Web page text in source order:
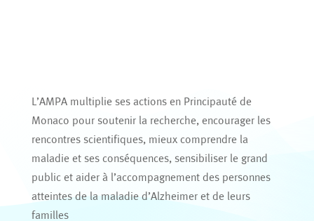
L’AMPA multiplie ses actions en Principauté de
Monaco pour soutenir la recherche, encourager les
rencontres scientifiques, mieux comprendre la
maladie et ses conséquences, sensibiliser le grand
public et aider à l’accompagnement des personnes
atteintes de la maladie d’Alzheimer et de leurs
familles